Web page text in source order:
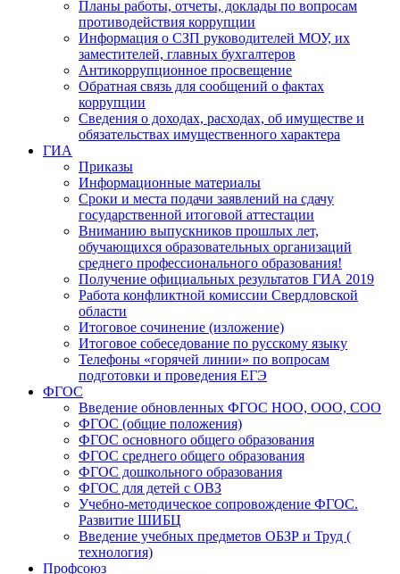
Планы работы, отчеты, доклады по вопросам
противодействия коррупции
Информация о СЗП руководителей МОУ, их
заместителей, главных бухгалтеров
Антикоррупционное просвещение
Обратная связь для сообщений о фактах
коррупции
Сведения о доходах, расходах, об имуществе и
обязательствах имущественного характера
ГИА
Приказы
Информационные материалы
Сроки и места подачи заявлений на сдачу
государственной итоговой аттестации
Вниманию выпускников прошлых лет,
обучающихся образовательных организаций
среднего профессионального образования!
Получение официальных результатов ГИА 2019
Работа конфликтной комиссии Свердловской
области
Итоговое сочинение (изложение)
Итоговое собеседование по русскому языку
Телефоны «горячей линии» по вопросам
подготовки и проведения ЕГЭ
ФГОС
Введение обновленных ФГОС НОО, ООО, СОО
ФГОС (общие положения)
ФГОС основного общего образования
ФГОС среднего общего образования
ФГОС дошкольного образования
ФГОС для детей с ОВЗ
Учебно-методическое сопровождение ФГОС.
Развитие ШИБЦ
Введение учебных предметов ОБЗР и Труд (
технология)
Профсоюз